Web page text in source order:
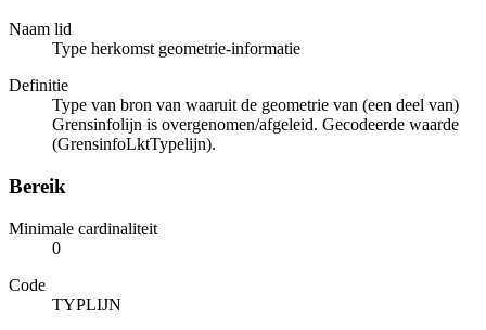
Naam lid
Type herkomst geometrie-informatie
Definitie
Type van bron van waaruit de geometrie van (een deel van)
Grensinfolijn is overgenomen/afgeleid. Gecodeerde waarde
(GrensinfoLktTypelijn).
Bereik
Minimale cardinaliteit
0
Code
TYPLIJN